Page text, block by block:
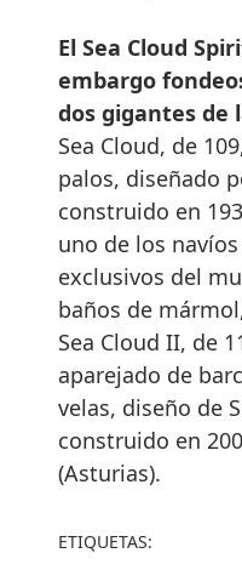
El Sea Cloud
embargo
dos gigantes de
Sea Cloud, de
palos, diseñado
construido en
uno de los
exclusivos del
baños de
Sea Cloud II, de
aparejado de
velas, diseño de
construido en
(Asturias).
ETIQUETAS: